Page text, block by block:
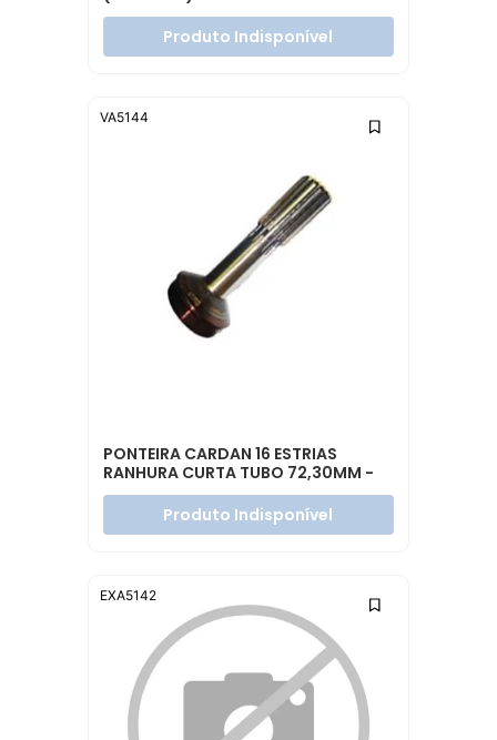
Produto Indisponível
PONTEIRA CARDAN 16 ESTRIAS
RANHURA CURTA TUBO 72,30MM -
3-40-1901
Produto Indisponível
VA5144
EXA5142